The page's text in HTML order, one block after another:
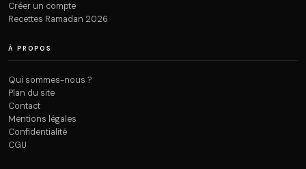
Créer un compte
Recettes Ramadan 2026
À PROPOS
Qui sommes-nous ?
Plan du site
Contact
Mentions légales
Confidentialité
CGU